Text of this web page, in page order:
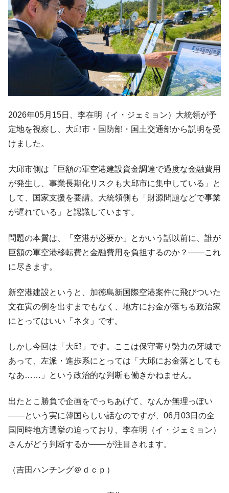
2026年05月15日、李在明（イ・ジェミョン）大統領が予
定地を視察し、大邱市・国防部・国土交通部から説明を受
けました。
大邱市側は「巨額の軍空港建設資金調達で過度な金融費用
が発生し、事業長期化リスクも大邱市に集中している」と
して、国家支援を要請。大統領側も「財源問題などで事業
が遅れている」と認識しています。
問題の本質は、「空港が必要か」とかいう話以前に、誰が
巨額の軍空港移転費と金融費用を負担するのか？――これ
に尽きます。
新空港建設というと、加徳島新国際空港案件に飛びついた
文在寅の例を出すまでもなく、地方にお金が落ちる政治家
にとってはいい「ネタ」です。
しかし今回は「大邱」です。ここは保守寄り勢力の牙城で
あって、左派・進歩系にとっては「大邱にお金落としても
なあ……」という政治的な判断も働きかねません。
出たとこ勝負で企画をでっちあげて、なんか無理っぽい
――という実に韓国らしい話なのですが、06月03日の全
国同時地方選挙の迫っており、李在明（イ・ジェミョン）
さんがどう判断するか――が注目されます。
（吉田ハンチング＠ｄｃｐ）